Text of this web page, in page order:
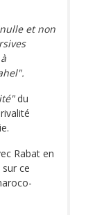
et non
du
Rabat en
ce